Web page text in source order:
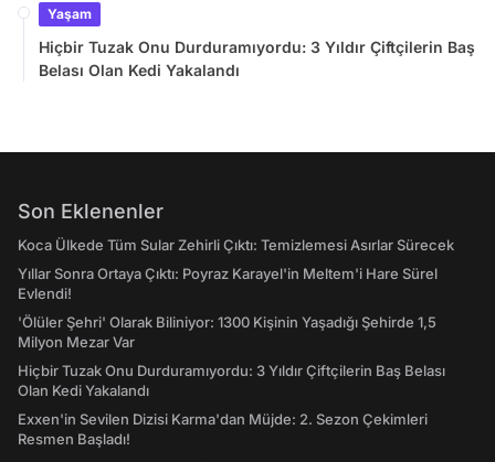
Yaşam
Hiçbir Tuzak Onu Durduramıyordu: 3 Yıldır Çiftçilerin Baş
Belası Olan Kedi Yakalandı
Son Eklenenler
Koca Ülkede Tüm Sular Zehirli Çıktı: Temizlemesi Asırlar Sürecek
Yıllar Sonra Ortaya Çıktı: Poyraz Karayel'in Meltem'i Hare Sürel
Evlendi!
'Ölüler Şehri' Olarak Biliniyor: 1300 Kişinin Yaşadığı Şehirde 1,5
Milyon Mezar Var
Hiçbir Tuzak Onu Durduramıyordu: 3 Yıldır Çiftçilerin Baş Belası
Olan Kedi Yakalandı
Exxen'in Sevilen Dizisi Karma'dan Müjde: 2. Sezon Çekimleri
Resmen Başladı!